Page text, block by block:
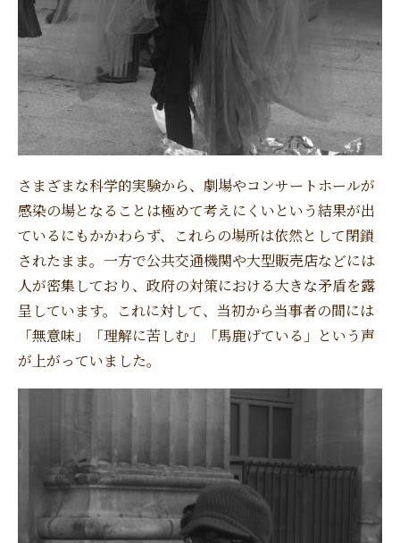
さまざまな科学的実験から、劇場やコンサートホールが
感染の場となることは極めて考えにくいという結果が出
ているにもかかわらず、これらの場所は依然として閉鎖
されたまま。一方で公共交通機関や大型販売店などには
人が密集しており、政府の対策における大きな矛盾を露
呈しています。これに対して、当初から当事者の間には
「無意味」「理解に苦しむ」「馬鹿げている」という声
が上がっていました。